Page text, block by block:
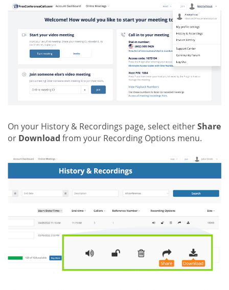
On your History & Recordings page, select eitherShare
or Download from your Recording Options menu.